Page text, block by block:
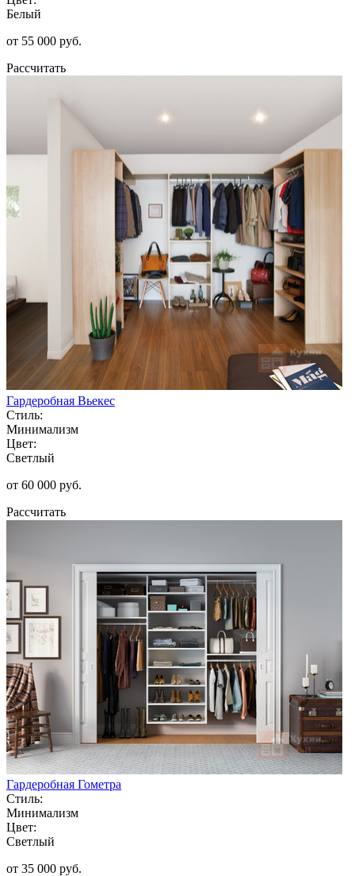
Белый
от 55 000 руб.
Рассчитать
Гардеробная Вьекес
Стиль:
Минимализм
Цвет:
Светлый
от 60 000 руб.
Рассчитать
Гардеробная Гометра
Стиль:
Минимализм
Цвет:
Светлый
от 35 000 руб.